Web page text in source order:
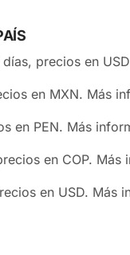
precios en
en MXN. Más
en PEN. Más
en COP. Más
en USD. Más